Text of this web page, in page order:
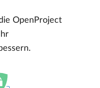
OpenProject